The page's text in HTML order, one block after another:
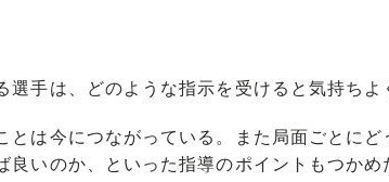
手は、どのような指示を受けると気持ちよ
は今につながっている。また局面ごとにど
良いのか、といった指導のポイントもつかめ